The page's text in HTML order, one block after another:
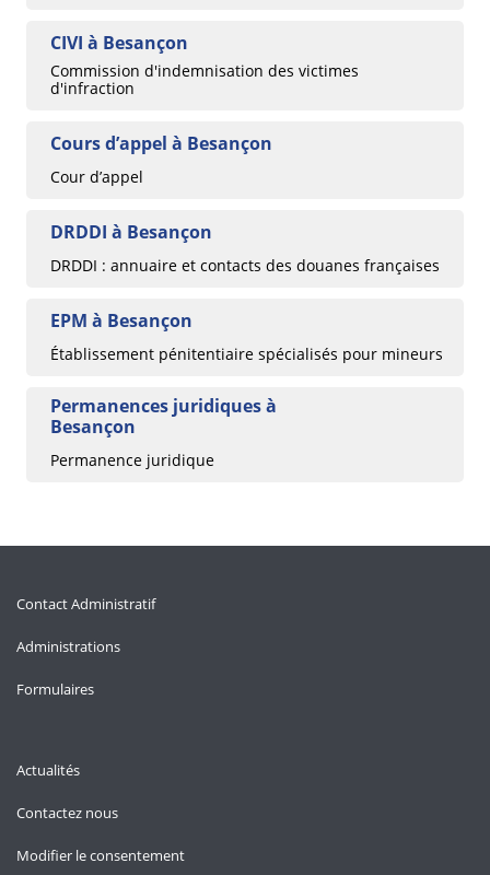
CIVI à Besançon
Commission d'indemnisation des victimes
d'infraction
Cours d’appel à Besançon
Cour d’appel
DRDDI à Besançon
DRDDI : annuaire et contacts des douanes françaises
EPM à Besançon
Établissement pénitentiaire spécialisés pour mineurs
Permanences juridiques à
Besançon
Permanence juridique
Contact Administratif
Administrations
Formulaires
Actualités
Contactez nous
Modifier le consentement